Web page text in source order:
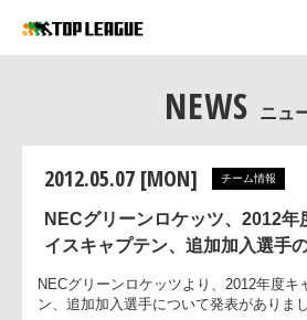
コラム
NEWS ニュ
2012.05.07 [MON] チーム情報
NECグリーンロケッツ、2012年
イスキャプテン、追加加入選手
NECグリーンロケッツより、2012